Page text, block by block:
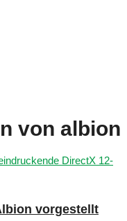
von albion
vorgestellt